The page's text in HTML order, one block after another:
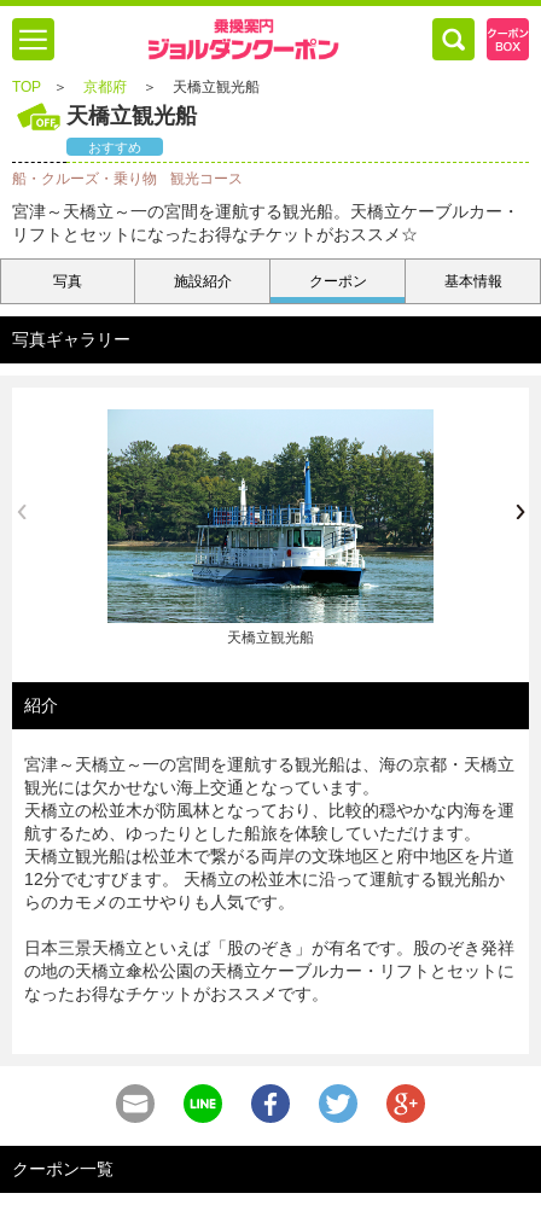
TOP ＞ 京都府 ＞ 天橋立観光船
天橋立観光船
おすすめ
船・クルーズ・乗り物 観光コース
宮津～天橋立～一の宮間を運航する観光船。天橋立ケーブルカー・
リフトとセットになったお得なチケットがおススメ☆
写真 施設紹介 クーポン 基本情報
写真ギャラリー
天橋立観光船
紹介
宮津～天橋立～一の宮間を運航する観光船は、海の京都・天橋立
観光には欠かせない海上交通となっています。
天橋立の松並木が防風林となっており、比較的穏やかな内海を運
航するため、ゆったりとした船旅を体験していただけます。
天橋立観光船は松並木で繋がる両岸の文珠地区と府中地区を片道
12分でむすびます。 天橋立の松並木に沿って運航する観光船か
らのカモメのエサやりも人気です。
日本三景天橋立といえば「股のぞき」が有名です。股のぞき発祥
の地の天橋立傘松公園の天橋立ケーブルカー・リフトとセットに
なったお得なチケットがおススメです。
クーポン一覧